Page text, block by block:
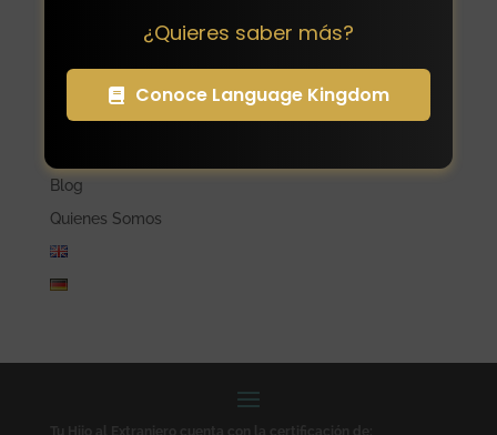
Programas de inmersión lingüística en casa del
Programas para familias
Programas Universitarios Estados Unidos
Blog
Quienes Somos
Tu Hijo al Extranjero cuenta con la certificación de:
¿Quieres saber más?
Conoce Language Kingdom